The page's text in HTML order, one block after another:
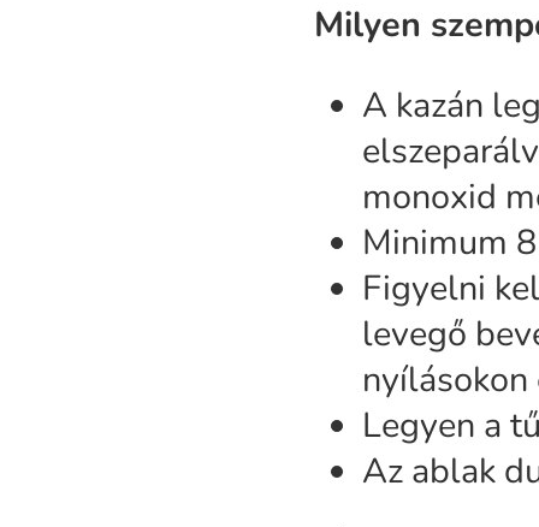
Milyen
A kazán
monoxid
Minimum
Figyelni
levegő
nyílásokon
Legyen a
Az ablak